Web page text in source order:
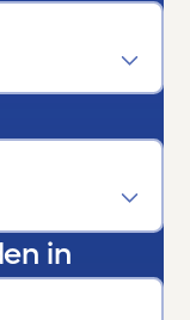
stille
en boven
ding
in